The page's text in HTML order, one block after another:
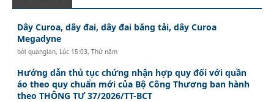
Dây Curoa, dây đai, dây đai băng tải, dây Curoa
Megadyne
bởiquanglan, Lúc 15:03, Thứ năm
Hướng dẫn thủ tục chứng nhận hợp quy đối với quần
áo theo quy chuẩn mới của Bộ Công Thương ban hành
theo THÔNG TƯ 37/2026/TT-BCT